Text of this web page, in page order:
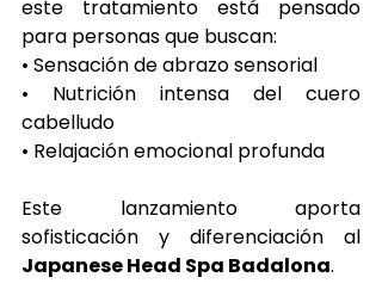
este tratamiento está pensado
para personas que buscan:
• Sensación de abrazo sensorial
• Nutrición intensa del cuero
cabelludo
• Relajación emocional profunda
Este lanzamiento aporta
Japanese Head Spa Badalona.